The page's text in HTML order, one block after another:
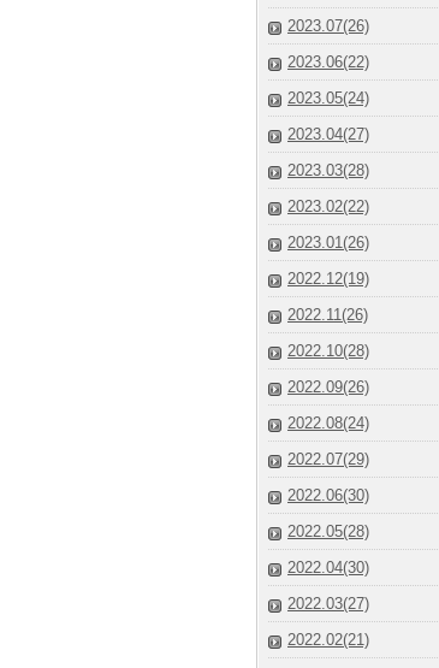
2023.07(26)
2023.06(22)
2023.05(24)
2023.04(27)
2023.03(28)
2023.02(22)
2023.01(26)
2022.12(19)
2022.11(26)
2022.10(28)
2022.09(26)
2022.08(24)
2022.07(29)
2022.06(30)
2022.05(28)
2022.04(30)
2022.03(27)
2022.02(21)